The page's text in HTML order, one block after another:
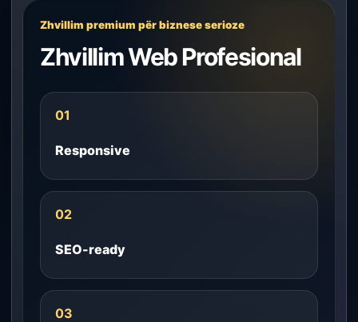
Zhvillim premium për biznese serioze
Zhvillim Web Profesional
01
Responsive
02
SEO-ready
03